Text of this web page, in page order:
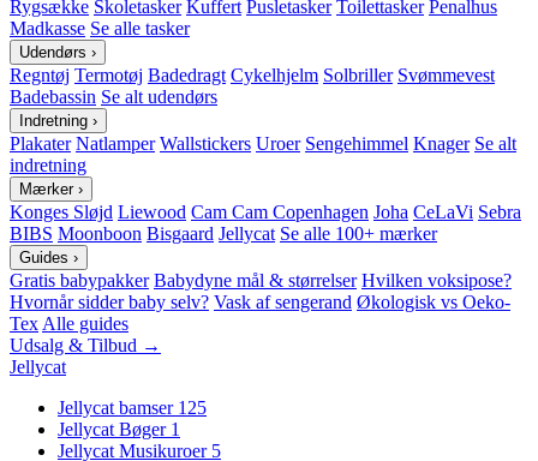
Rygsække Skoletasker Kuffert Pusletasker Toilettasker Penalhus
Madkasse Se alle tasker
Udendørs ›
Regntøj Termotøj Badedragt Cykelhjelm Solbriller Svømmevest
Badebassin Se alt udendørs
Indretning ›
Plakater Natlamper Wallstickers Uroer Sengehimmel Knager Se alt
indretning
Mærker ›
Konges Sløjd Liewood Cam Cam Copenhagen Joha CeLaVi Sebra
BIBS Moonboon Bisgaard Jellycat Se alle 100+ mærker
Guides ›
Gratis babypakker Babydyne mål & størrelser Hvilken voksipose?
Hvornår sidder baby selv? Vask af sengerand Økologisk vs Oeko-
Tex Alle guides
Udsalg & Tilbud →
Jellycat
Jellycat bamser 125
Jellycat Bøger 1
Jellycat Musikuroer 5